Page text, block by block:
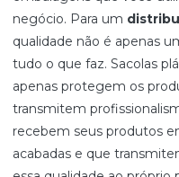
negócio. Para um
qualidade não é apenas
tudo o que faz. Sacolas
apenas protegem os
transmitem
recebem seus produtos
acabadas e que